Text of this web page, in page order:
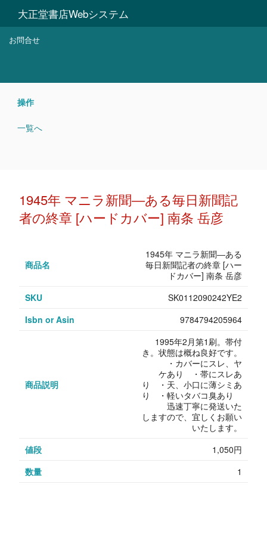
大正堂書店Webシステム
お問合せ
操作
一覧へ
1945年 マニラ新聞―ある毎日新聞記
者の終章 [ハードカバー] 南条 岳彦
商品名
1945年 マニラ新聞―ある
毎日新聞記者の終章 [ハー
ドカバー] 南条 岳彦
SKU
SK0112090242YE2
Isbn or Asin
9784794205964
商品説明
1995年2月第1刷。帯付
き。状態は概ね良好です。
・カバーにスレ、ヤ
ケあり ・帯にスレあ
り ・天、小口に薄シミあ
り ・軽いタバコ臭あり
迅速丁寧に発送いた
しますので、宜しくお願い
いたします。
値段
1,050円
数量
1